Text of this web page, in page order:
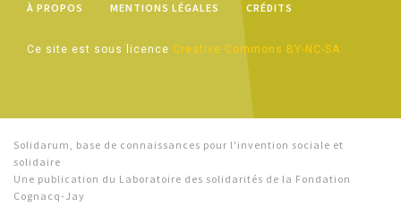
À PROPOS MENTIONS LÉGALES CRÉDITS
Ce site est sous licence Creative Commons BY-NC-SA
Solidarum, base de connaissances pour l'invention sociale et
solidaire
Une publication du Laboratoire des solidarités de la Fondation
Cognacq-Jay